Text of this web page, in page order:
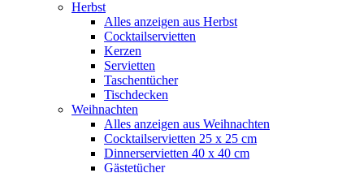
Herbst
Alles anzeigen aus Herbst
Cocktailservietten
Kerzen
Servietten
Taschentücher
Tischdecken
Weihnachten
Alles anzeigen aus Weihnachten
Cocktailservietten 25 x 25 cm
Dinnerservietten 40 x 40 cm
Gästetücher